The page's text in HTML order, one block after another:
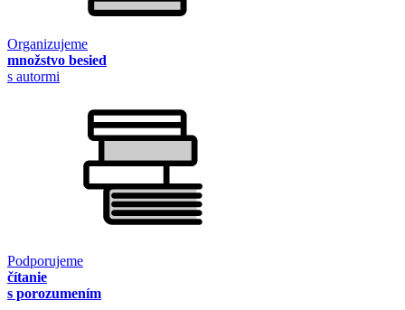
Organizujeme
množstvo besied
s autormi
Podporujeme
čítanie
s porozumením